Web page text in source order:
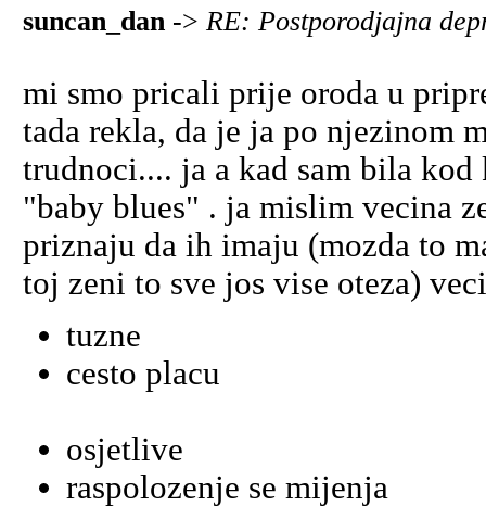
suncan_dan -> RE: Postporodjajna
mi smo pricali prije oroda u
tada rekla, da je ja po njezinom
trudnoci.... ja a kad sam bila
"baby blues" . ja mislim vecina
priznaju da ih imaju (mozda to
toj zeni to sve jos vise oteza)
tuzne
cesto placu
osjetlive
raspolozenje se mijenja